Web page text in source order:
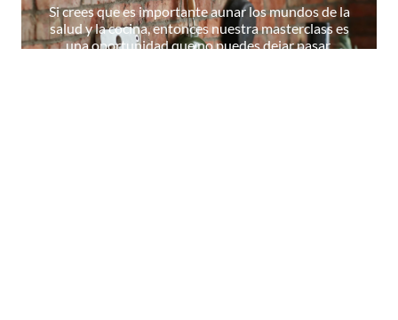
Si crees que es importante aunar los mundos de la
salud y la cocina, entonces nuestra masterclass es
una oportunidad que no puedes dejar pasar.